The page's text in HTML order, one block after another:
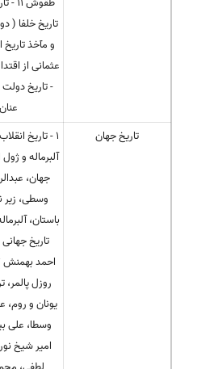
- تاریخ
تاریخ جهان
1 - تاریخ